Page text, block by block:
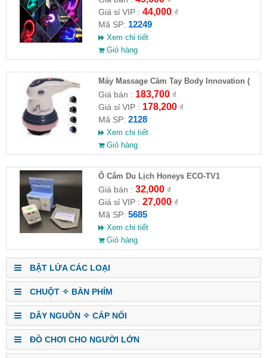
Giá sỉ VIP : 44,000₫
Mã SP: 12249
Xem chi tiết
Giỏ hàng
Máy Massage Cầm Tay Body Innovation (
HĐ )
Giá bán : 183,700₫
Giá sỉ VIP : 178,200₫
Mã SP: 2128
Xem chi tiết
Giỏ hàng
Ổ Cắm Du Lịch Honeys ECO-TV1
Giá bán : 32,000₫
Giá sỉ VIP : 27,000₫
Mã SP: 5685
Xem chi tiết
Giỏ hàng
BẬT LỬA CÁC LOẠI
CHUỘT ✧ BÀN PHÍM
DÂY NGUỒN ✧ CÁP NỐI
ĐỒ CHƠI CHO NGƯỜI LỚN